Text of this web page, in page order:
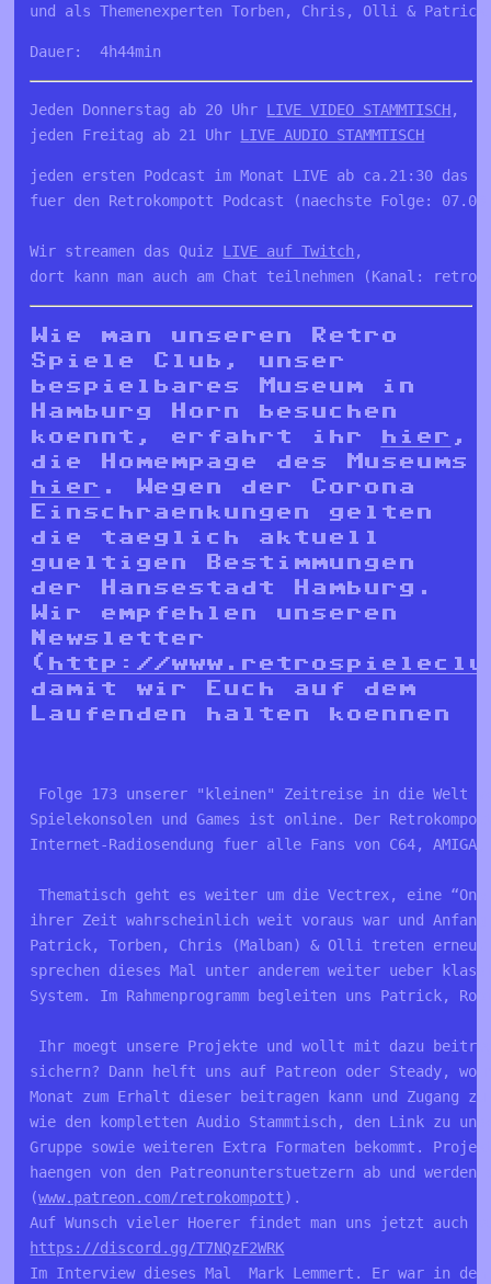
und als Themenexperten Torben, Chris, Olli & Patrick
Dauer:  4h44min
Jeden Donnerstag ab 20 Uhr LIVE VIDEO STAMMTISCH,
jeden Freitag ab 21 Uhr LIVE AUDIO STAMMTISCH
jeden ersten Podcast im Monat LIVE ab ca.21:30 das
fuer den Retrokompott Podcast (naechste Folge:
Wir streamen das Quiz LIVE auf Twitch ,
dort kann man auch am Chat teilnehmen (Kanal:
Wie man unseren Retro
Spiele Club, unser
bespielbares Museum in
Hamburg Horn besuchen
koennt, erfahrt ihr hier ,
die Homempage des Museums
hier . Wegen der Corona
Einschraenkungen gelten
die taeglich aktuell
gueltigen Bestimmungen
der Hansestadt Hamburg.
Wir empfehlen unseren
Newsletter
( http://
damit wir Euch auf dem
Laufenden halten koennen
Folge 173 unserer "kleinen" Zeitreise in die Welt
Spielekonsolen und Games ist online. Der
Internet-Radiosendung fuer alle Fans von C64, AMIGA,
Thematisch geht es weiter um die Vectrex, eine
ihrer Zeit wahrscheinlich weit voraus war und
Patrick, Torben, Chris (Malban) & Olli treten
sprechen dieses Mal unter anderem weiter ueber
System. Im Rahmenprogramm begleiten uns Patrick,
Ihr moegt unsere Projekte und wollt mit dazu
sichern? Dann helft uns auf Patreon oder Steady, wo
Monat zum Erhalt dieser beitragen kann und Zugang
wie den kompletten Audio Stammtisch, den Link zu
Gruppe sowie weiteren Extra Formaten bekommt.
haengen von den Patreonunterstuetzern ab und
(www.patreon.com/retrokompott).
Auf Wunsch vieler Hoerer findet man uns jetzt auch
https://discord.gg/T7NQzF2WRK
Im Interview dieses Mal  Mark Lemmert. Er war in